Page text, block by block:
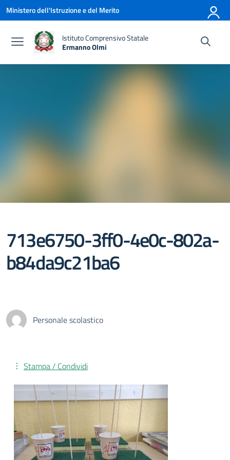
Vai ai contenuti
Vai al menu di navigazione
Vai al footer
Ministero dell'Istruzione e del Merito
Istituto Comprensivo Statale
Ermanno Olmi
713e6750-3ff0-4e0c-802a-
b84da9c21ba6
Personale scolastico
Stampa / Condividi